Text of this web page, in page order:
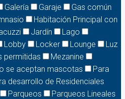
Galería Garaje
Gas común
Habitación Principal con
Jardín
Lago
Lobby Locker Lounge
Luz
permitidas
Mezanine
se aceptan mascotas
Para
desarrollo de Residenciales
Parqueos
Parqueos Lineales